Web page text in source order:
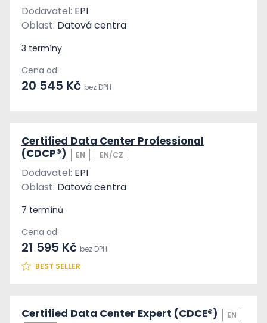
Dodavatel: EPI
Oblast: Datová centra
3 termíny
Cena od:
20 545 Kč bez DPH
Certified Data Center Professional
(CDCP®)
EN EN/CZ
Dodavatel: EPI
Oblast: Datová centra
7 termínů
Cena od:
21 595 Kč bez DPH
BEST SELLER
Certified Data Center Expert (CDCE®)
EN